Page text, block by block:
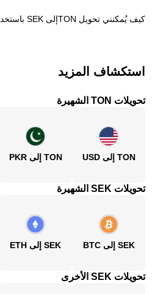
كيف يُمكنني تحويل ‏TONإلى ‏SEK باستخدام حاسبة العملات الرقمية؟
استكشاف المزيد
تحويلات TON الشهيرة
TON إلى USD TON إلى PKR
تحويلات SEK الشهيرة
SEK إلى BTC SEK إلى ETH
تحويلات SEK الأخرى